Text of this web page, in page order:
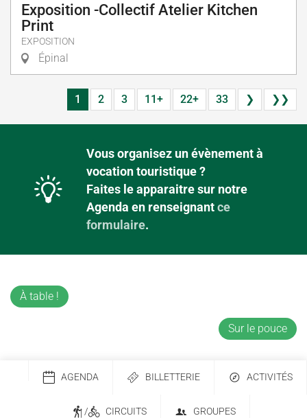
Exposition -Collectif Atelier Kitchen
Print
EXPOSITION
Épinal
1 2 3 11+ 22+ 33 ❯ ❯❯
Vous organisez un évènement à
vocation touristique ?
Faites le apparaitre sur notre
Agenda en renseignantce
formulaire.
À table !
Sur le pouce
AGENDA BILLETTERIE ACTIVITÉS
/ CIRCUITS GROUPES